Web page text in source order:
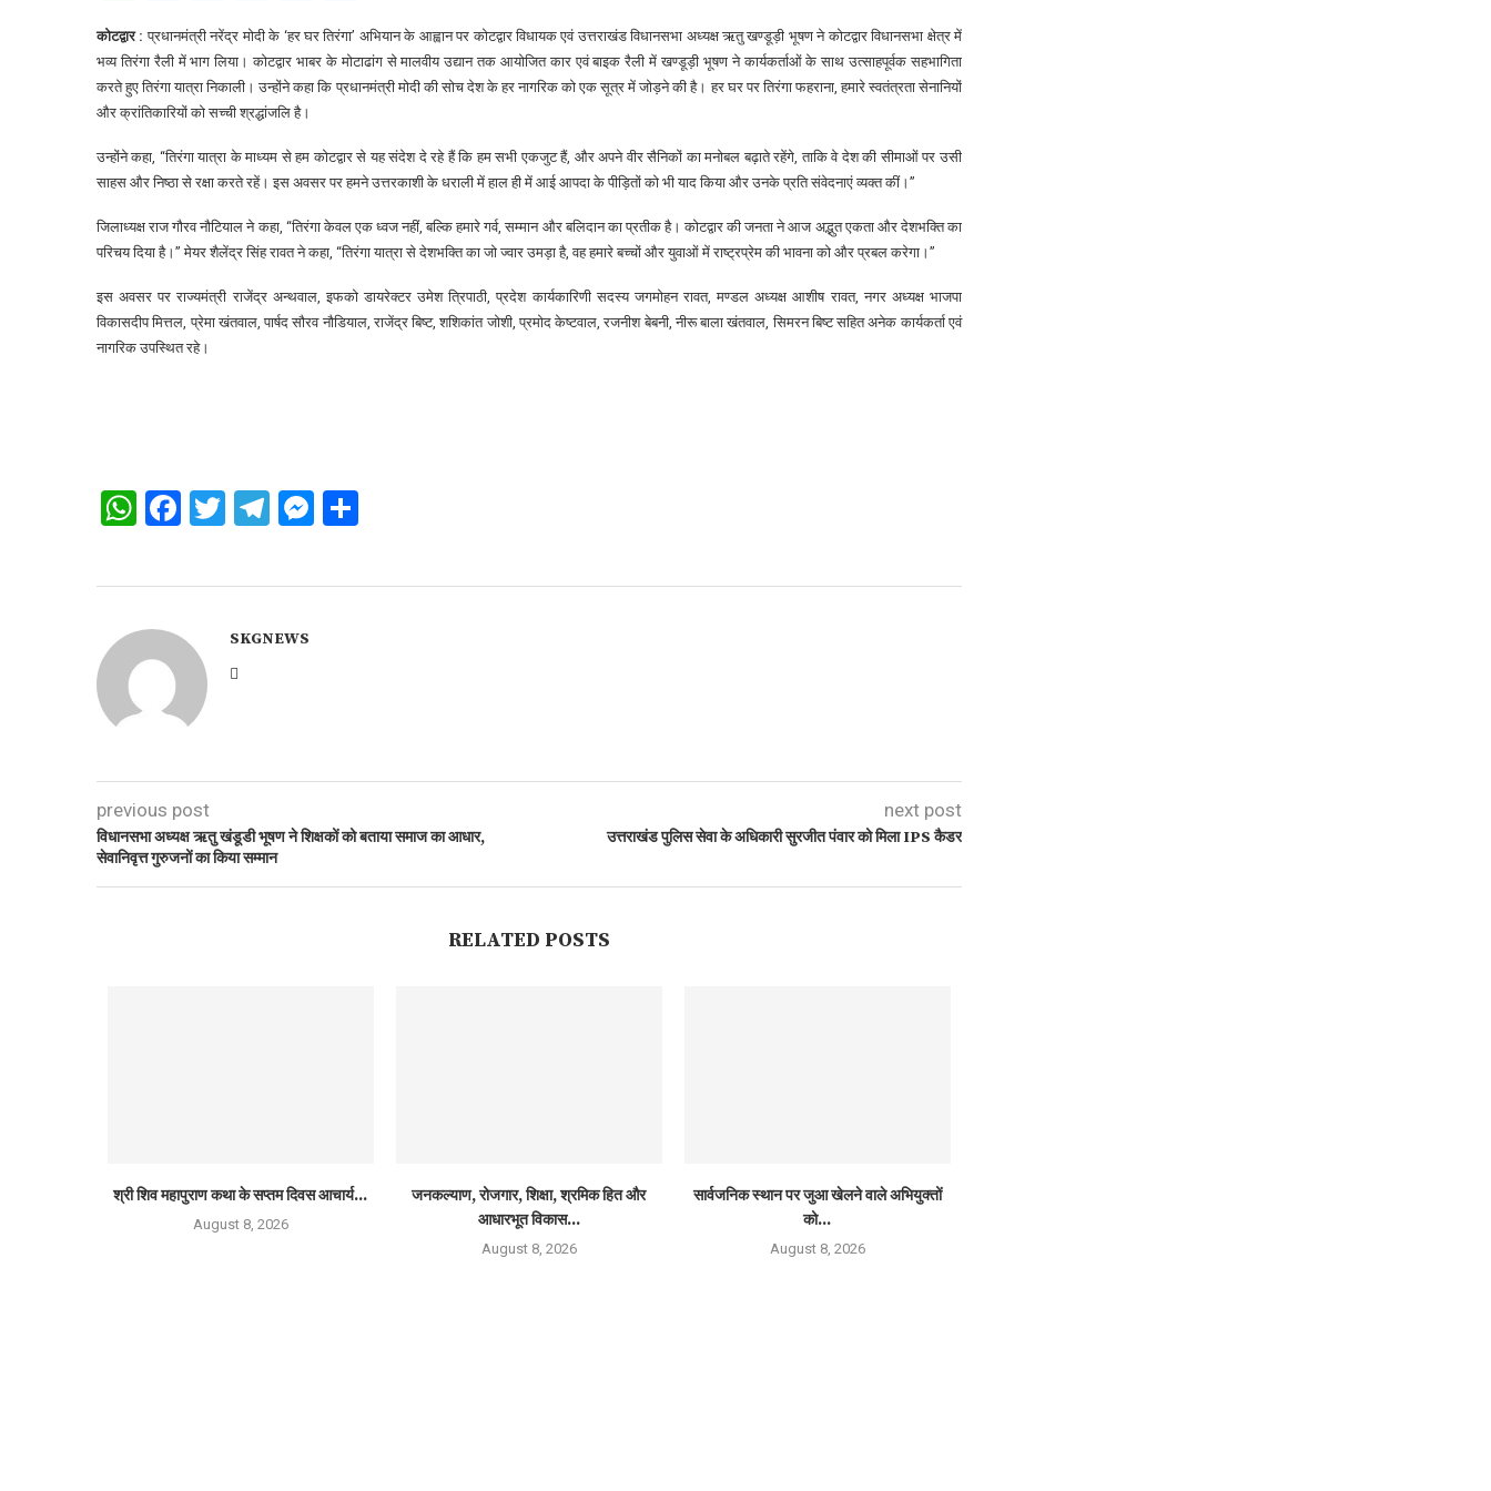
कोटद्वार : प्रधानमंत्री नरेंद्र मोदी के ‘हर घर तिरंगा’ अभियान के आह्वान पर कोटद्वार विधायक एवं उत्तराखंड विधानसभा अध्यक्ष ऋतु खण्डूड़ी भूषण ने कोटद्वार विधानसभा क्षेत्र में
भव्य तिरंगा रैली में भाग लिया। कोटद्वार भाबर के मोटाढांग से मालवीय उद्यान तक आयोजित कार एवं बाइक रैली में खण्डूड़ी भूषण ने कार्यकर्ताओं के साथ उत्साहपूर्वक सहभागिता
करते हुए तिरंगा यात्रा निकाली। उन्होंने कहा कि प्रधानमंत्री मोदी की सोच देश के हर नागरिक को एक सूत्र में जोड़ने की है। हर घर पर तिरंगा फहराना, हमारे स्वतंत्रता सेनानियों
और क्रांतिकारियों को सच्ची श्रद्धांजलि है।
उन्होंने कहा, “तिरंगा यात्रा के माध्यम से हम कोटद्वार से यह संदेश दे रहे हैं कि हम सभी एकजुट हैं, और अपने वीर सैनिकों का मनोबल बढ़ाते रहेंगे, ताकि वे देश की सीमाओं पर उसी
साहस और निष्ठा से रक्षा करते रहें। इस अवसर पर हमने उत्तरकाशी के धराली में हाल ही में आई आपदा के पीड़ितों को भी याद किया और उनके प्रति संवेदनाएं व्यक्त कीं।”
जिलाध्यक्ष राज गौरव नौटियाल ने कहा, “तिरंगा केवल एक ध्वज नहीं, बल्कि हमारे गर्व, सम्मान और बलिदान का प्रतीक है। कोटद्वार की जनता ने आज अद्भुत एकता और देशभक्ति का
परिचय दिया है।” मेयर शैलेंद्र सिंह रावत ने कहा, “तिरंगा यात्रा से देशभक्ति का जो ज्वार उमड़ा है, वह हमारे बच्चों और युवाओं में राष्ट्रप्रेम की भावना को और प्रबल करेगा।”
इस अवसर पर राज्यमंत्री राजेंद्र अन्थवाल, इफको डायरेक्टर उमेश त्रिपाठी, प्रदेश कार्यकारिणी सदस्य जगमोहन रावत, मण्डल अध्यक्ष आशीष रावत, नगर अध्यक्ष भाजपा
विकासदीप मित्तल, प्रेमा खंतवाल, पार्षद सौरव नौडियाल, राजेंद्र बिष्ट, शशिकांत जोशी, प्रमोद केष्टवाल, रजनीश बेबनी, नीरू बाला खंतवाल, सिमरन बिष्ट सहित अनेक कार्यकर्ता एवं
नागरिक उपस्थित रहे।
WhatsApp
Facebook
Twitter
Telegram
Messenger
SKGNEWS
previous post
विधानसभा अध्यक्ष ऋतु खंडूडी भूषण ने शिक्षकों को बताया समाज का आधार,
सेवानिवृत्त गुरुजनों का किया सम्मान
next post
उत्तराखंड पुलिस सेवा के अधिकारी सुरजीत पंवार को मिला IPS कैडर
RELATED POSTS
श्री शिव महापुराण कथा के सप्तम दिवस आचार्य...
August 8, 2026
जनकल्याण, रोजगार, शिक्षा, श्रमिक हित और
आधारभूत विकास...
August 8, 2026
सार्वजनिक स्थान पर जुआ खेलने वाले अभियुक्तों
को...
August 8, 2026